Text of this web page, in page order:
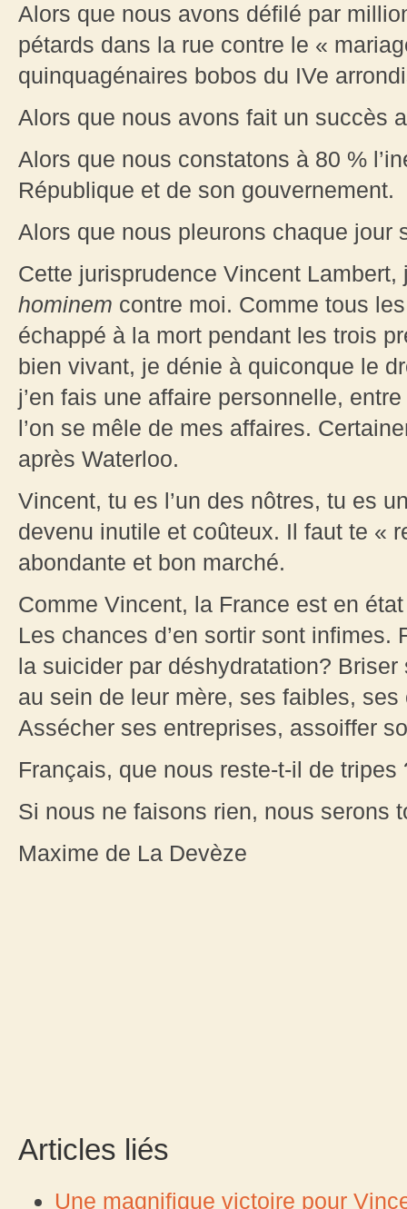
Alors que nous avons défilé par
pétards dans la rue contre le «
quinquagénaires bobos du IVe
Alors que nous avons fait un succès
Alors que nous constatons à 80 %
République et de son gouvernement.
Alors que nous pleurons chaque jour
Cette jurisprudence Vincent
hominem contre moi. Comme tous
échappé à la mort pendant les trois
bien vivant, je dénie à quiconque le
j’en fais une affaire personnelle,
l’on se mêle de mes affaires.
après Waterloo.
Vincent, tu es l’un des nôtres, tu es
devenu inutile et coûteux. Il faut te «
abondante et bon marché.
Comme Vincent, la France est en
Les chances d’en sortir sont
la suicider par déshydratation?
au sein de leur mère, ses faibles,
Assécher ses entreprises, assoiffer
Français, que nous reste-t-il de tripes
Si nous ne faisons rien, nous serons
Maxime de La Devèze
Articles liés
Une magnifique victoire pour